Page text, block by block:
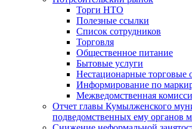
Торги НТО
Полезные ссылки
Список сотрудников
Торговля
Общественное питание
Бытовые услуги
Нестационарные торговые
Информирование по
Межведомственная
Отчет главы Кумылженского
подведомственных ему органов